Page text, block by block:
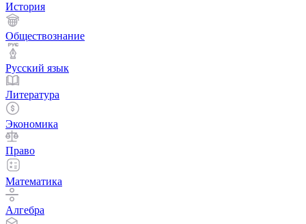
История
Обществознание
Русский язык
Литература
Экономика
Право
Математика
Алгебра